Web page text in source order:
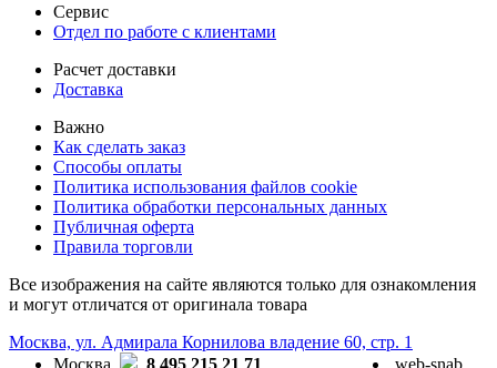
Сервис
Отдел по работе с клиентами
Расчет доставки
Доставка
Важно
Как сделать заказ
Способы оплаты
Политика использования файлов cookie
Политика обработки персональных данных
Публичная оферта
Правила торговли
Все изображения на сайте являются только для ознакомления
и могут отличатся от оригинала товара
Москва, ул. Адмирала Корнилова владение 60, стр. 1
Москва
8 495 215 21 71 web-snab